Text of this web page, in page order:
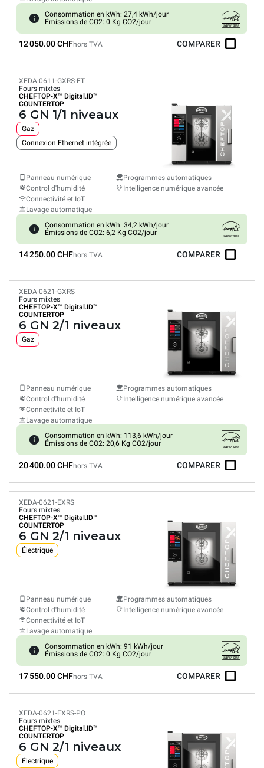
Consommation en kWh: 27,4 kWh/jour
Émissions de CO2: 0 Kg CO2/jour
12 050.00 CHFhors TVA COMPARER
XEDA-0611-GXRS-ET
Fours mixtes
CHEFTOP-X™ Digital.ID™
COUNTERTOP
6 GN 1/1 niveaux
Gaz
Connexion Ethernet intégrée
Panneau numérique
Control d'humidité
Connectivité et IoT
Lavage automatique
Programmes automatiques
Intelligence numérique avancée
Consommation en kWh: 34,2 kWh/jour
Émissions de CO2: 6,2 Kg CO2/jour
14 250.00 CHFhors TVA COMPARER
XEDA-0621-GXRS
Fours mixtes
CHEFTOP-X™ Digital.ID™
COUNTERTOP
6 GN 2/1 niveaux
Gaz
Panneau numérique
Control d'humidité
Connectivité et IoT
Lavage automatique
Programmes automatiques
Intelligence numérique avancée
Consommation en kWh: 113,6 kWh/jour
Émissions de CO2: 20,6 Kg CO2/jour
20 400.00 CHFhors TVA COMPARER
XEDA-0621-EXRS
Fours mixtes
CHEFTOP-X™ Digital.ID™
COUNTERTOP
6 GN 2/1 niveaux
Électrique
Panneau numérique
Control d'humidité
Connectivité et IoT
Lavage automatique
Programmes automatiques
Intelligence numérique avancée
Consommation en kWh: 91 kWh/jour
Émissions de CO2: 0 Kg CO2/jour
17 550.00 CHFhors TVA COMPARER
XEDA-0621-EXRS-PO
Fours mixtes
CHEFTOP-X™ Digital.ID™
COUNTERTOP
6 GN 2/1 niveaux
Électrique